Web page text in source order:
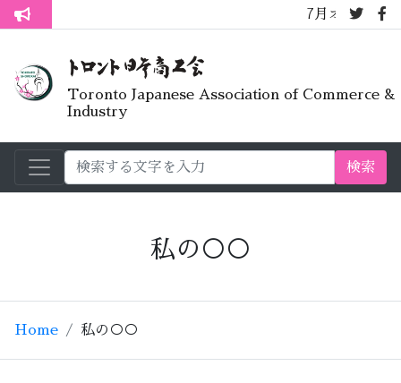
トロント生活不安疑問質問懇談会
7月オープンライブ
Toronto Japanese Association of Commerce &
Industry
検索
私の○○
Home 私の○○